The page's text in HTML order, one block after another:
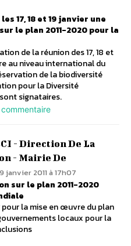
17, 18 et 19 janvier une
le plan 2011-2020 pour la
de la réunion des 17, 18 et
au niveau international du
de la biodiversité
pour la Diversité
signataires.
- Direction De La
- Mairie De
janvier 2011 à 17h07
sur le plan 2011-2020
la mise en œuvre du plan
locaux pour la